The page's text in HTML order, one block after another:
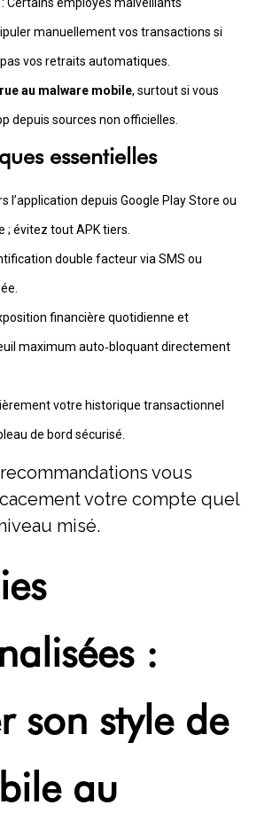
manuellement vos transactions si
vos retraits automatiques.
au malware mobile, surtout si vous
depuis sources non officielles.
essentielles
l’application depuis Google Play Store ou
; évitez tout APK tiers.
double facteur via SMS ou
financière quotidienne et
maximum auto‑bloquant directement
votre historique transactionnel
de bord sécurisé.
vous
votre compte quel
misé.
:
son style de
au